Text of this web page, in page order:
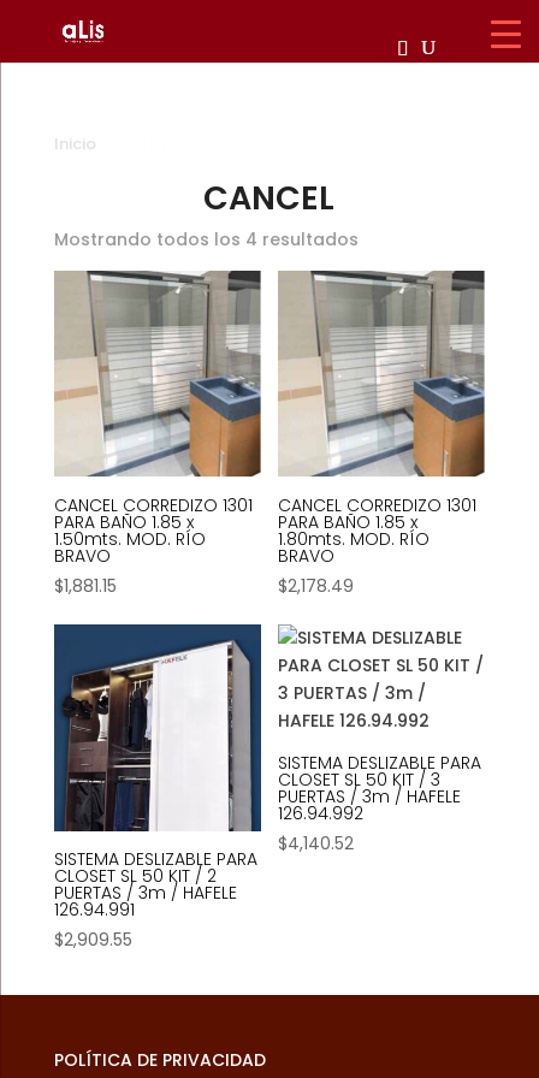
Inicio
CANCEL
Mostrando todos los 4 resultados
CANCEL CORREDIZO 1301
PARA BAÑO 1.85 x
1.50mts. MOD. RÍO
BRAVO
$1,881.15
CANCEL CORREDIZO 1301
PARA BAÑO 1.85 x
1.80mts. MOD. RÍO
BRAVO
$2,178.49
SISTEMA DESLIZABLE PARA
CLOSET SL 50 KIT / 2
PUERTAS / 3m / HAFELE
126.94.991
$2,909.55
SISTEMA DESLIZABLE PARA
CLOSET SL 50 KIT / 3
PUERTAS / 3m / HAFELE
126.94.992
$4,140.52
POLÍTICA DE PRIVACIDAD